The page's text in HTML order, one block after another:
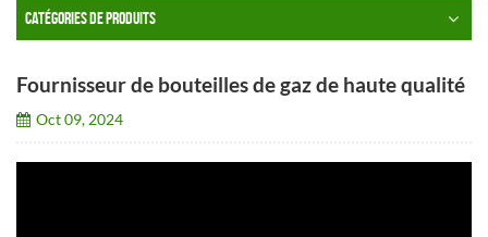
CATÉGORIES DE PRODUITS
Fournisseur de bouteilles de gaz de haute qualité
Oct 09, 2024